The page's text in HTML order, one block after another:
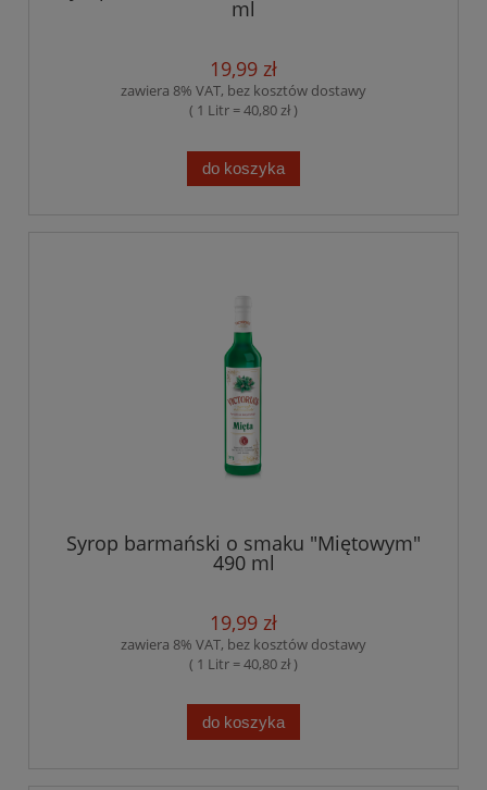
ml
19,99 zł
zawiera 8% VAT, bez kosztów dostawy
( 1 Litr = 40,80 zł )
do koszyka
Syrop barmański o smaku "Miętowym"
490 ml
19,99 zł
zawiera 8% VAT, bez kosztów dostawy
( 1 Litr = 40,80 zł )
do koszyka